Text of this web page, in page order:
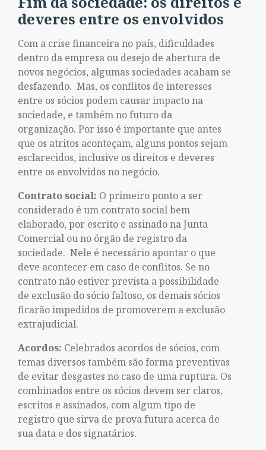
deveres entre os envolvidos
Com a crise financeira no país, dificuldades
dentro da empresa ou desejo de abertura de
novos negócios, algumas sociedades acabam se
desfazendo. Mas, os conflitos de interesses
entre os sócios podem causar impacto na
sociedade, e também no futuro da
organização. Por isso é importante que antes
que os atritos aconteçam, alguns pontos sejam
esclarecidos, inclusive os direitos e deveres
entre os envolvidos no negócio.
Contrato social: O primeiro ponto a ser
considerado é um contrato social bem
elaborado, por escrito e assinado na Junta
Comercial ou no órgão de registro da
sociedade. Nele é necessário apontar o que
deve acontecer em caso de conflitos. Se no
contrato não estiver prevista a possibilidade
de exclusão do sócio faltoso, os demais sócios
ficarão impedidos de promoverem a exclusão
extrajudicial.
Acordos: Celebrados acordos de sócios, com
temas diversos também são forma preventivas
de evitar desgastes no caso de uma ruptura. Os
combinados entre os sócios devem ser claros,
escritos e assinados, com algum tipo de
registro que sirva de prova futura acerca de
sua data e dos signatários.